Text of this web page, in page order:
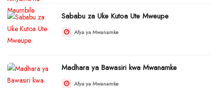
Sababu za Uke Kutoa Ute Mweupe
Afya ya Mwanamke
Madhara ya Bawasiri kwa Mwanamke
Afya ya Mwanamke